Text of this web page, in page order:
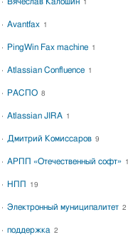
1
Avantfax 1
PingWin Fax machine 1
Atlassian Confluence 1
РАСПО 8
Atlassian JIRA 1
Дмитрий Комиссаров 9
АРПП «Отечественный софт» 1
НПП 19
Электронный муниципалитет 2
поддержка 2